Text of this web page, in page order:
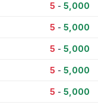
5 - 5,000
5 - 5,000
5 - 5,000
5 - 5,000
5 - 5,000